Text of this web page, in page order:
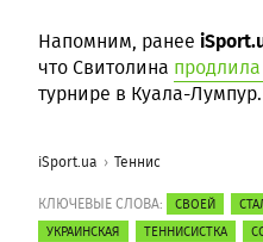
Напомним, ранее
что Свитолина
турнире в Куала-Лумпур.
iSport.ua Теннис
КЛЮЧЕВЫЕ СЛОВА: СВОЕЙ
УКРАИНСКАЯ
ТЕННИСИСТКА